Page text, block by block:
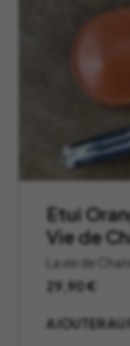
Etui
Vie de
La vie de
29,90€
AJOUTER AU